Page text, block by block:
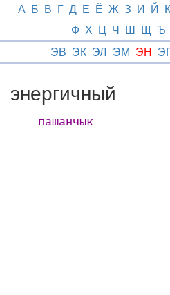
А Б В Г Д Е Ё Ж З И Й К
Ф Х Ц Ч Ш Щ Ъ
ЭВ ЭК ЭЛ ЭМ ЭН
энергичный
пашанчык